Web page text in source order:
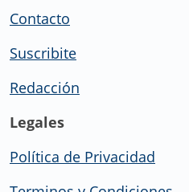
Contacto
Suscribite
Redacción
Legales
Política de Privacidad